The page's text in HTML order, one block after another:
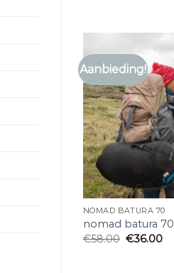
Aanbieding!
NOMAD BATURA 70
nomad batura 70
€58.00 €36.00